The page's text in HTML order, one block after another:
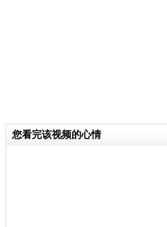
您看完该视频的心情